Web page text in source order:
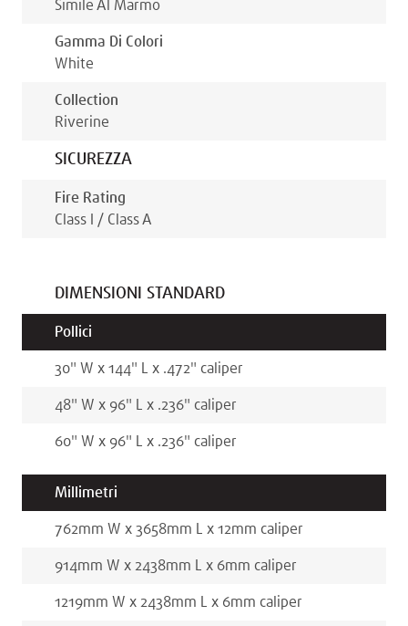
Simile Al Marmo
Gamma Di Colori
White
Collection
Riverine
SICUREZZA
Fire Rating
Class I / Class A
DIMENSIONI STANDARD
Pollici
30" W x 144" L x .472" caliper
48" W x 96" L x .236" caliper
60" W x 96" L x .236" caliper
Millimetri
762mm W x 3658mm L x 12mm caliper
914mm W x 2438mm L x 6mm caliper
1219mm W x 2438mm L x 6mm caliper